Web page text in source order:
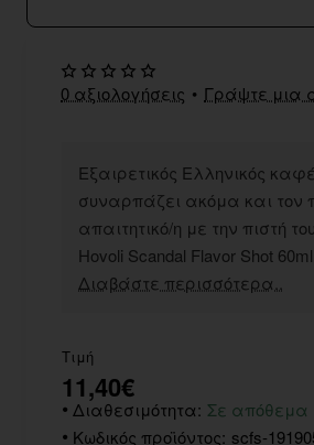
Εξαιρετικός Ελληνικός
συναρπάζει ακόμα και τον
απαιτητικό/η με την πιστή
Hovoli Scandal Flavor Shot
Διαβάστε περισσότερα..
0 αξιολογήσεις • Γράψτε μια
Τιμή
11,40€
Διαθεσιμότητα: Σε απόθεμα
Κωδικός προϊόντος: scfs-